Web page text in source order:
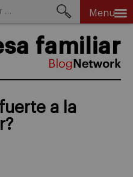
Menu
familiar
a la